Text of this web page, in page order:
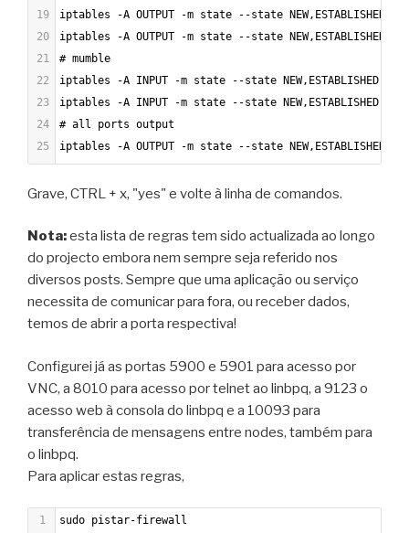
19
iptables -A OUTPUT -m state --state
20
iptables -A OUTPUT -m state --state
21
# mumble
22
iptables -A INPUT -m state --state
23
iptables -A INPUT -m state --state
24
# all ports output
25
iptables -A OUTPUT -m state --state
Grave, CTRL + x, "yes" e volte à linha de comandos.
Nota:esta lista de regras tem sido actualizada ao longo
do projecto embora nem sempre seja referido nos
diversos posts. Sempre que uma aplicação ou serviço
necessita de comunicar para fora, ou receber dados,
temos de abrir a porta respectiva!
Configurei já as portas 5900 e 5901 para acesso por
VNC, a 8010 para acesso por telnet ao linbpq, a 9123 o
acesso web à consola do linbpq e a 10093 para
transferência de mensagens entre nodes, também para
o linbpq.
Para aplicar estas regras,
1 sudo pistar-firewall